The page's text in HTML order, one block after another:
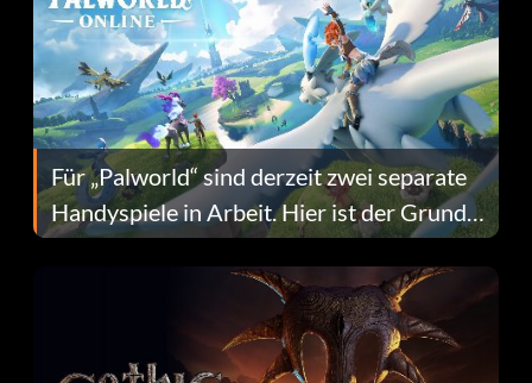
Für „Palworld“ sind derzeit zwei separate
Handyspiele in Arbeit. Hier ist der Grund
dafür.